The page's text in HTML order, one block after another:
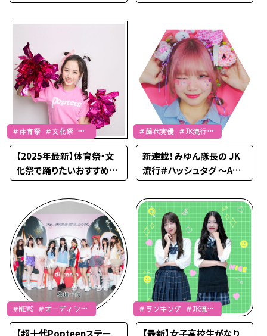
ピ
ニムSNAP①】
＃体育祭 ＃文化祭 ＃
JK流行通信
【2025年最新】体育祭・文
化祭で踊りたいおすすめダ
ンス曲60選
＃藤代実優 ＃JK流行通
信
新連載！みゆん隊長の JK
流行＃ハッシュタグ 〜APR
IL〜
＃NEWS ＃オーディショ
ン ＃Popteen×ドン・キ
ホーテコラボ
【超十代Popteenステー
＃ランキング ＃JK流行
通信
【最新】女子高校生がなり